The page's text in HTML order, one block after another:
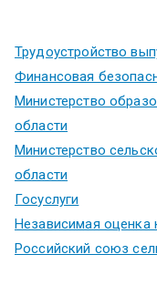
Трудоустройство
Финансовая
Министерство
области
Министерство
области
Госуслуги
Независимая оценка
Российский союз